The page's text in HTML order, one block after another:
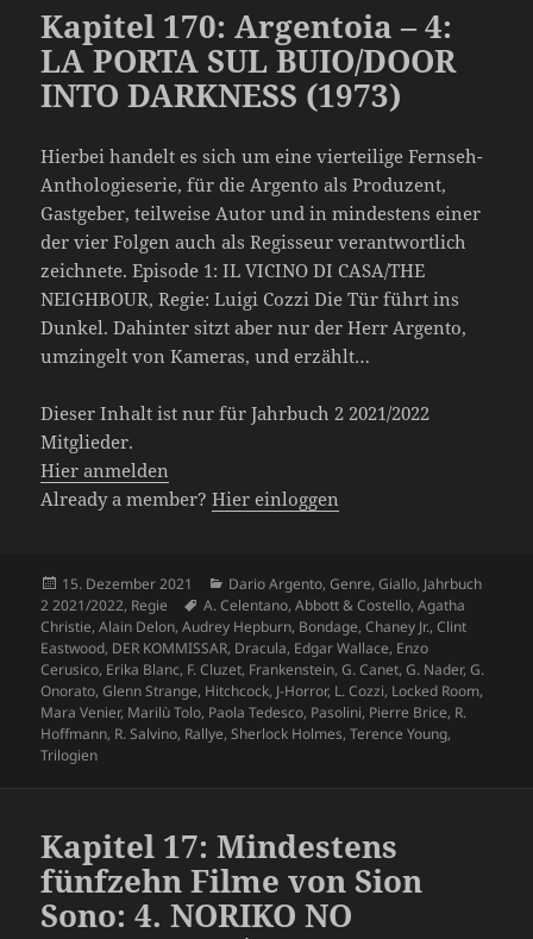
Kapitel 170: Argentoia – 4:
LA PORTA SUL BUIO/DOOR
INTO DARKNESS (1973)
Hierbei handelt es sich um eine vierteilige Fernseh-
Anthologieserie, für die Argento als Produzent,
Gastgeber, teilweise Autor und in mindestens einer
der vier Folgen auch als Regisseur verantwortlich
zeichnete. Episode 1: IL VICINO DI CASA/THE
NEIGHBOUR, Regie: Luigi Cozzi Die Tür führt ins
Dunkel. Dahinter sitzt aber nur der Herr Argento,
umzingelt von Kameras, und erzählt…
Dieser Inhalt ist nur für Jahrbuch 2 2021/2022
Mitglieder.
Hier anmelden
Already a member?Hier einloggen
Veröffentlicht
am
15. Dezember 2021 Kategorien
Dario Argento,Genre,Giallo, Jahrbuch
2 2021/2022, Regie Schlagwörter
A. Celentano,Abbott & Costello,Agatha
Christie,Alain Delon,Audrey Hepburn, Bondage,Chaney Jr.,Clint
Eastwood, DER KOMMISSAR, Dracula, Edgar Wallace, Enzo
Cerusico, Erika Blanc, F. Cluzet, Frankenstein,G. Canet,G. Nader,G.
Onorato,Glenn Strange, Hitchcock, J-Horror, L. Cozzi, Locked Room,
Mara Venier, Marilù Tolo, Paola Tedesco, Pasolini, Pierre Brice, R.
Hoffmann, R. Salvino, Rallye,Sherlock Holmes,Terence Young,
Trilogien
Kapitel 17: Mindestens
fünfzehn Filme von Sion
Sono: 4. NORIKO NO